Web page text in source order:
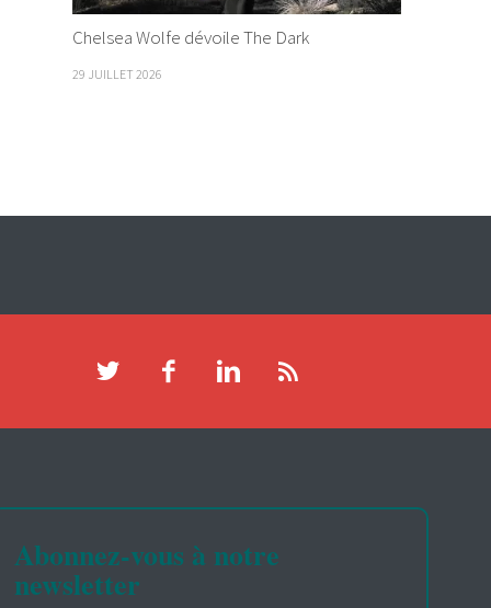
Chelsea Wolfe dévoile The Dark
29 JUILLET 2026
Abonnez-vous à notre
newsletter